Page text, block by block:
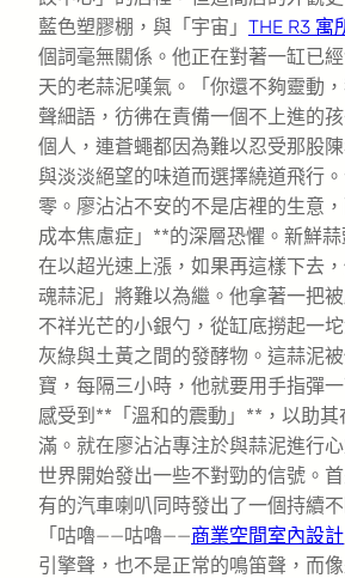
藍色塑膠棚，與「宇宙」 THE R3 寓
個詞毫無關係。他正在對著一缸已
天的老蒜泥嘆氣。「你還不夠靈動
聲細語，彷彿在責備一個不上進的
個人，連蒼蠅都因為難以忍受那股
與淡淡絕望的味道而選擇繞道飛行
零。廖沾沾不安的不是店裡的生意
成本焦慮症」**的深層恐懼。新鮮
在以超光速上漲，如果再這樣下去
魂蒜泥」將難以為繼。他拿著一把
不祥光芒的小銀勺，從缸底撈起一
灰綠與土黃之間的發酵物。這蒜泥
寶，每隔三小時，他就要用手指彈
感受到**「溫和的震動」**，以助其
滿。就在廖沾沾專注於與蒜泥進行
世界開始發出一些不對勁的信號。
有的汽車喇叭同時發出了一個持續
「咕嚕——咕嚕——商業空間室內設計
引擎聲，也不是正常的鳴笛聲，而